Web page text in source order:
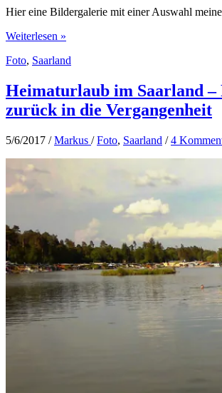
Hier eine Bildergalerie mit einer Auswahl
Saarpolygon
Begehbares
zum
Ende
des
im
Weiterlesen »
Foto, Saarland
Heimaturlaub im Saarland –
zurück in die Vergangenheit
5/6/2017 /Markus /Foto, Saarland /4